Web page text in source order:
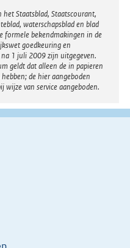
Staatsblad, Staatscourant,
waterschapsblad en blad
formele bekendmakingen in de
goedkeuring en
1 juli 2009 zijn uitgegeven.
geldt dat alleen de in papieren
de hier aangeboden
wijze van service aangeboden.